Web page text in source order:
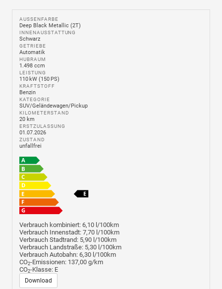
AUSSENFARBE
Deep Black Metallic (2T)
INNENAUSSTATTUNG
Schwarz
GETRIEBE
Automatik
HUBRAUM
1.498 ccm
LEISTUNG
110 kW (150 PS)
KRAFTSTOFF
Benzin
KATEGORIE
SUV/Geländewagen/Pickup
KILOMETERSTAND
20 km
ERSTZULASSUNG
01.07.2026
ZUSTAND
unfallfrei
Verbrauch kombiniert: 6,10 l/100km
Verbrauch Innenstadt: 7,70 l/100km
Verbrauch Stadtrand: 5,90 l/100km
Verbrauch Landstraße: 5,30 l/100km
Verbrauch Autobahn: 6,30 l/100km
CO2-Emissionen: 137,00 g/km
CO2-Klasse: E
Download